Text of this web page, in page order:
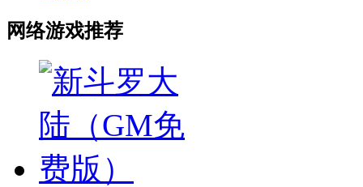
网络游戏推荐